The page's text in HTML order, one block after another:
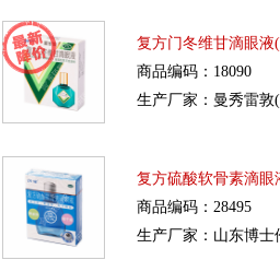
复方门冬维甘滴眼液
商品编码：18090
生产厂家：曼秀雷敦
复方硫酸软骨素滴眼
商品编码：28495
生产厂家：山东博士